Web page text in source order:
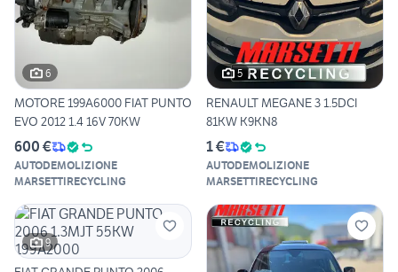
6
MOTORE 199A6000 FIAT PUNTO
EVO 2012 1.4 16V 70KW
600 €
AUTODEMOLIZIONE
MARSETTIRECYCLING
5
RENAULT MEGANE 3 1.5DCI
81KW K9KN8
1 €
AUTODEMOLIZIONE
MARSETTIRECYCLING
9